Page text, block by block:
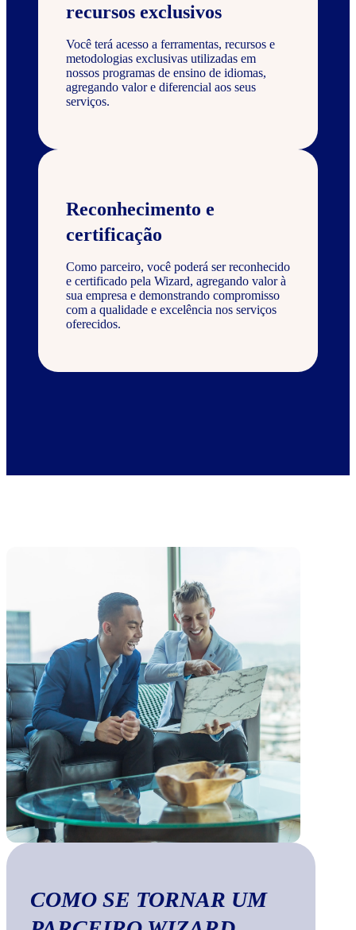
recursos exclusivos
Você terá acesso a ferramentas, recursos e
metodologias exclusivas utilizadas em
nossos programas de ensino de idiomas,
agregando valor e diferencial aos seus
serviços.
Reconhecimento e
certificação
Como parceiro, você poderá ser reconhecido
e certificado pela Wizard, agregando valor à
sua empresa e demonstrando compromisso
com a qualidade e excelência nos serviços
oferecidos.
COMO SE TORNAR UM